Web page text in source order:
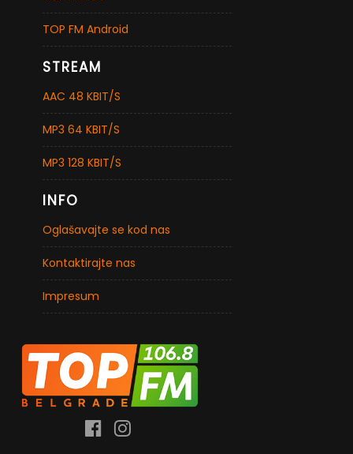
TOP FM Android
STREAM
AAC 48 KBIT/S
MP3 64 KBIT/S
MP3 128 KBIT/S
INFO
Oglašavajte se kod nas
Kontaktirajte nas
Impresum